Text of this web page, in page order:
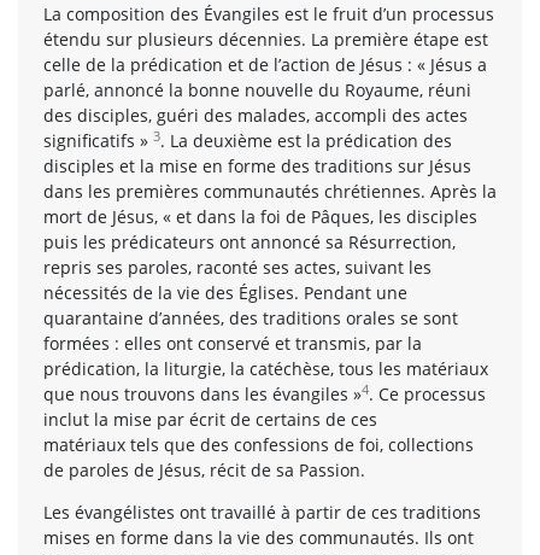
La composition des Évangiles est le fruit d’un processus
étendu sur plusieurs décennies. La première étape est
celle de la prédication et de l’action de Jésus : « Jésus a
parlé, annoncé la bonne nouvelle du Royaume, réuni
des disciples, guéri des malades, accompli des actes
significatifs » 3. La deuxième est la prédication des
disciples et la mise en forme des traditions sur Jésus
dans les premières communautés chrétiennes. Après la
mort de Jésus, « et dans la foi de Pâques, les disciples
puis les prédicateurs ont annoncé sa Résurrection,
repris ses paroles, raconté ses actes, suivant les
nécessités de la vie des Églises. Pendant une
quarantaine d’années, des traditions orales se sont
formées : elles ont conservé et transmis, par la
prédication, la liturgie, la catéchèse, tous les matériaux
que nous trouvons dans les évangiles »4. Ce processus
inclut la mise par écrit de certains de ces
matériaux tels que des confessions de foi, collections
de paroles de Jésus, récit de sa Passion.
Les évangélistes ont travaillé à partir de ces traditions
mises en forme dans la vie des communautés. Ils ont